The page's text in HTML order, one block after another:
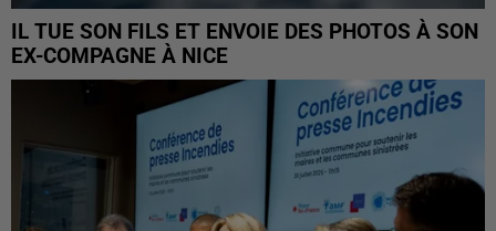
IL TUE SON FILS ET ENVOIE DES PHOTOS À SON
EX-COMPAGNE À NICE